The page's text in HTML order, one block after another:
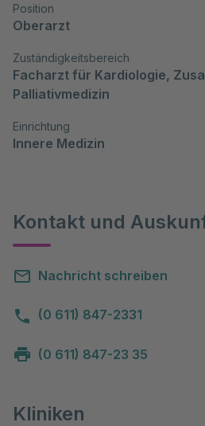
Position
Oberarzt
Zuständigkeitsbereich
Facharzt für Kardiologie,
Palliativmedizin
Einrichtung
Innere Medizin
Kontakt und
Nachricht schreiben
(0 611) 847-2331
(0 611) 847-23 35
Kliniken